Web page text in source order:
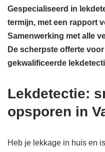
Gespecialiseerd in
termijn, met een rapport
Samenwerking met alle
De scherpste offerte
gekwalificeerde
Lekdetectie:
opsporen in
Heb je lekkage in huis en